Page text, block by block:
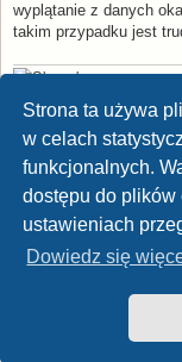
Strona ta używa
w celach
funkcjonalnych.
dostępu do
ustawieniach
Dowiedz się
wyplątanie z danych
takim przypadku jest
Forum Dinozaury.com
Technologię